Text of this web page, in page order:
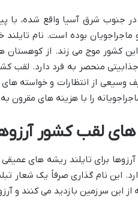
در جنوب شرق آسیا واقع شده، با
و ماجراجویان بوده است. نام
کشور موج می زند. از کوهستان
منحصر به فرد دارد. لقب
وسیعی از انتظارات و خواسته
را با هزینه های
لقب کشور
برای تایلند ریشه های
این نام گذاری صرفاً یک شعار
از این سرزمین بازدید می کنند و